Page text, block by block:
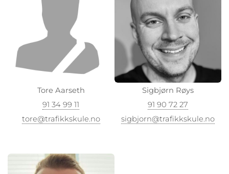
Tore Aarseth
91 34 99 11
tore@trafikkskule.no
Sigbjørn Røys
91 90 72 27
sigbjorn@trafikkskule.no